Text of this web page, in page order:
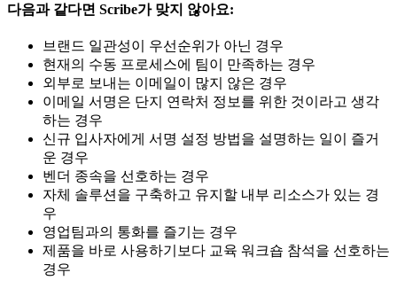
다음과 같다면 Scribe가 맞지 않아요:
브랜드 일관성이 우선순위가 아닌 경우
현재의 수동 프로세스에 팀이 만족하는 경우
외부로 보내는 이메일이 많지 않은 경우
이메일 서명은 단지 연락처 정보를 위한 것이라고 생각
하는 경우
신규 입사자에게 서명 설정 방법을 설명하는 일이 즐거
운 경우
벤더 종속을 선호하는 경우
자체 솔루션을 구축하고 유지할 내부 리소스가 있는 경
우
영업팀과의 통화를 즐기는 경우
제품을 바로 사용하기보다 교육 워크숍 참석을 선호하는
경우